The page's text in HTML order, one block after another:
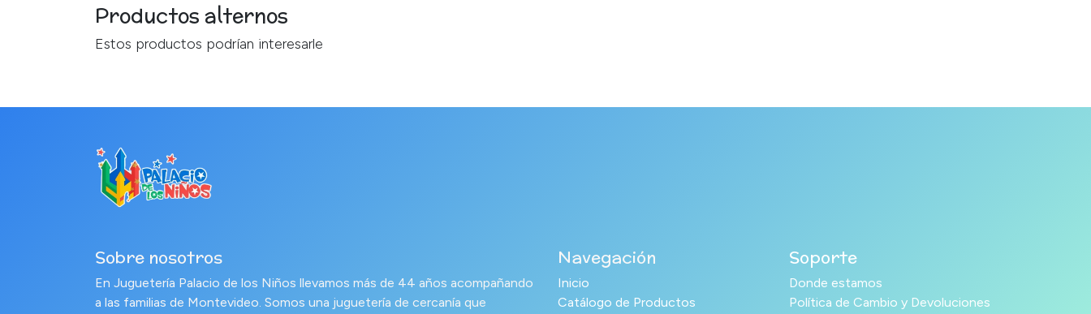
Productos alternos
Estos productos podrían interesarle
Sobre nosotros
En Juguetería Palacio de los Niños llevamos más de 44 años acompañando
a las familias de Montevideo. Somos una juguetería de cercanía que
Navegación
Inicio
Catálogo de Productos
Soporte
Donde estamos
Política de Cambio y Devoluciones